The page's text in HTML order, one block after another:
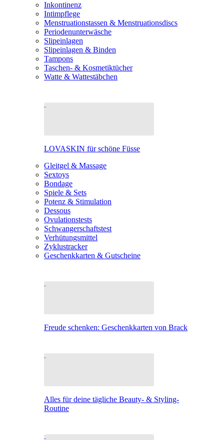
Inkontinenz
Intimpflege
Menstruationstassen & Menstruationsdiscs
Periodenunterwäsche
Slipeinlagen
Slipeinlagen & Binden
Tampons
Taschen- & Kosmetiktücher
Watte & Wattestäbchen
LOVASKIN für schöne Füsse
Gleitgel & Massage
Sextoys
Bondage
Spiele & Sets
Potenz & Stimulation
Dessous
Ovulationstests
Schwangerschaftstest
Verhütungsmittel
Zyklustracker
Geschenkkarten & Gutscheine
Freude schenken: Geschenkkarten von Brack
Alles für deine tägliche Beauty- & Styling-
Routine